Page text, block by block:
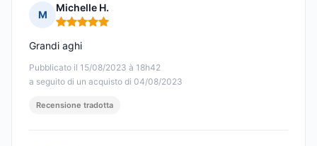
M
Michelle H.
Nota: 5 su 5
Pubblicato il 15/08/2023 à 18h42
a seguito di un acquisto di 04/08/2023
Grandi aghi
Recensione tradotta